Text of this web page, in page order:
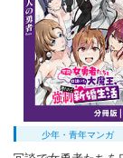
少年・青年マンガ